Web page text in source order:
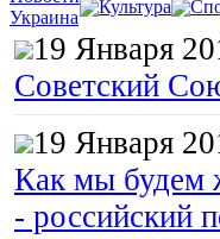
Украина
Культура
19 Января
Советский
19 Января
Как мы будем
- российский